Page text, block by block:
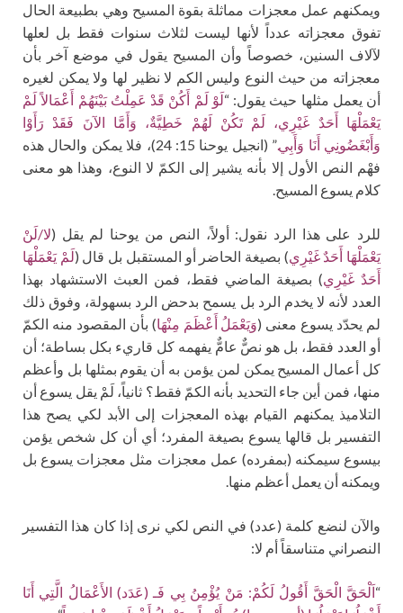
ويمكنهم عمل معجزات مماثلة بقوة المسيح وهي بطبيعة الحال
تفوق معجزاته عدداً لأنها ليست لثلاث سنوات فقط بل لعلها
لآلاف السنين، خصوصاً وأن المسيح يقول في موضع آخر بأن
معجزاته من حيث النوع وليس الكم لا نظير لها ولا يمكن لغيره
أن يعمل مثلها حيث يقول: “لَوْ لَمْ أَكُنْ قَدْ عَمِلْتُ بَيْنَهُمْ أَعْمَالاً لَمْ
يَعْمَلْهَا أَحَدٌ غَيْرِي، لَمْ تَكُنْ لَهُمْ خَطِيَّةٌ، وَأَمَّا الآنَ فَقَدْ رَأَوْا
وَأَبْغَضُونِي أَنَا وَأَبِي.
” (انجيل يوحنا 15: 24)، فلا يمكن والحال هذه
فهْم النص الأول إلا بأنه يشير إلى الكمّ لا النوع، وهذا هو معنى
كلام يسوع المسيح.
للرد على هذا الرد نقول: أولاً، النص من يوحنا لم يقل (لا/لَنْ
يَعْمَلْهَا أَحَدٌ غَيْرِي) بصيغة الحاضر أو المستقبل بل قال (لَمْ يَعْمَلْهَا
أَحَدٌ غَيْرِي) بصيغة الماضي فقط، فمن العبث الاستشهاد بهذا
العدد لأنه لا يخدم الرد بل يسمح بدحض الرد بسهولة، وفوق ذلك
لم يحدّد يسوع معنى (وَيَعْمَلُ أَعْظَمَ مِنْهَا) بأن المقصود منه الكمّ
أو العدد فقط، بل هو نصٌّ عامٌّ يفهمه كل قاريء بكل بساطة؛ أن
كل أعمال المسيح يمكن لمن يؤمن به أن يقوم بمثلها بل وأعظم
منها، فمن أين جاء التحديد بأنه الكمّ فقط؟ ثانياً، لَمْ يقل يسوع أن
التلاميذ يمكنهم القيام بهذه المعجزات إلى الأبد لكي يصح هذا
التفسير بل قالها يسوع بصيغة المفرد؛ أي أن كل شخص يؤمن
بيسوع سيمكنه (بمفرده) عمل معجزات مثل معجزات يسوع بل
ويمكنه أن يعمل أعظم منها.
والآن لنضع كلمة (عدد) في النص لكي نرى إذا كان هذا التفسير
النصراني متناسقاً أم لا:
“اَلْحَقَّ الْحَقَّ أَقُولُ لَكُمْ: مَنْ يُؤْمِنُ بِي فَـ (عَدَد) الأَعْمَالُ الَّتِي أَنَا